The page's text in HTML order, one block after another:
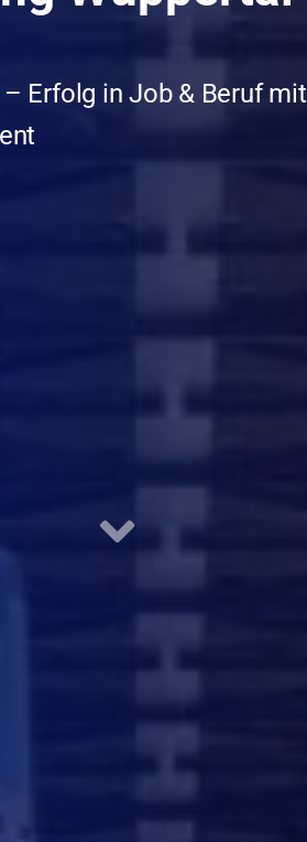
Erfolg in Job & Beruf mit